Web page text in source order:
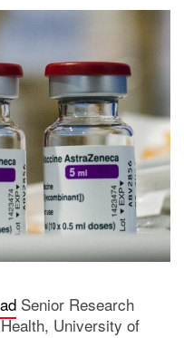
Senior Research
University of